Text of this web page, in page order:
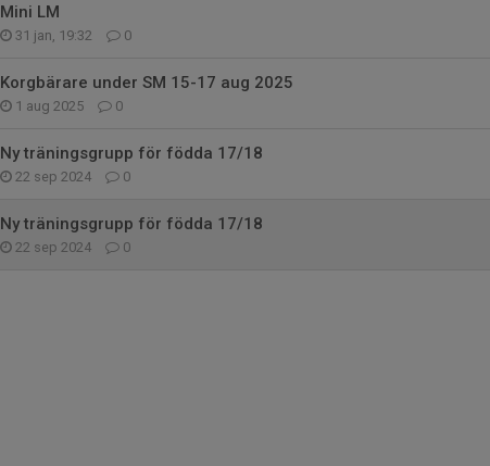
Mini LM
31 jan, 19:32 0
Korgbärare under SM 15-17 aug 2025
1 aug 2025 0
Ny träningsgrupp för födda 17/18
22 sep 2024 0
Ny träningsgrupp för födda 17/18
22 sep 2024 0